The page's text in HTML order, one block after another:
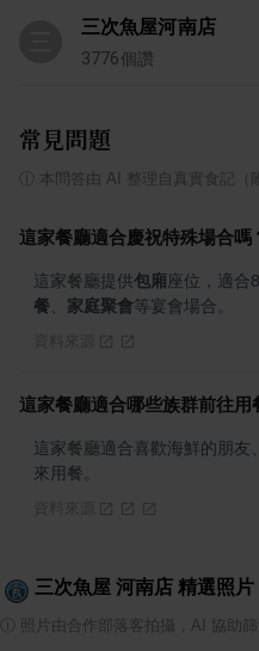
三次魚屋河南店
3776個讚
常見問題
本問答由 AI 整理自真實食記（
這家餐廳適合慶祝特殊場合嗎
這家餐廳提供包廂座位，適合
餐
家庭聚會等宴會場合。
這家餐廳適合哪些族群前往用
這家餐廳適合喜歡海鮮的朋友、
來用餐。
三次魚屋 河南店 精選照片
照片由合作部落客拍攝，AI 協助篩